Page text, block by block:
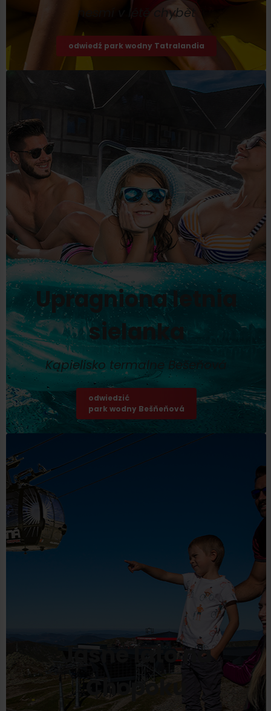
nesmí v létě chybět
odwiedź park wodny Tatralandia
Upragniona letnia
sielanka
Kąpielisko termalne Bešeňová
odwiedzić
park wodny Bešňeňová
Jasne lato na
Chopoku